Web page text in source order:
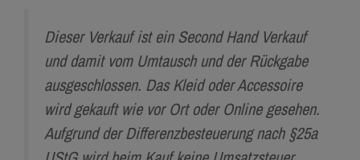
Dieser Verkauf ist ein Second Hand Verkauf
und damit vom Umtausch und der Rückgabe
ausgeschlossen. Das Kleid oder Accessoire
wird gekauft wie vor Ort oder Online gesehen.
Aufgrund der Differenzbesteuerung nach §25a